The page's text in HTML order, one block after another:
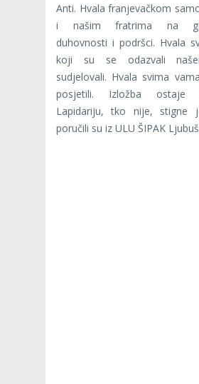
Anti. Hvala franjevačkom
i našim fratrima na
duhovnosti i podršci. Hvala
koji su se odazvali
sudjelovali. Hvala svima
posjetili. Izložba ostaje
Lapidariju, tko nije, stigne
poručili su iz ULU ŠIPAK